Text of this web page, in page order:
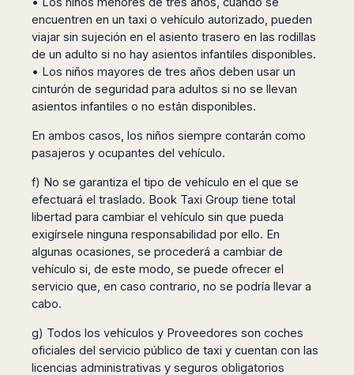
encuentren en un taxi o vehículo autorizado, pueden
viajar sin sujeción en el asiento trasero en las rodillas
de un adulto si no hay asientos infantiles disponibles.
• Los niños mayores de tres años deben usar un
cinturón de seguridad para adultos si no se llevan
asientos infantiles o no están disponibles.
En ambos casos, los niños siempre contarán como
pasajeros y ocupantes del vehículo.
f) No se garantiza el tipo de vehículo en el que se
efectuará el traslado. Book Taxi Group tiene total
libertad para cambiar el vehículo sin que pueda
exigírsele ninguna responsabilidad por ello. En
algunas ocasiones, se procederá a cambiar de
vehículo si, de este modo, se puede ofrecer el
servicio que, en caso contrario, no se podría llevar a
cabo.
g) Todos los vehículos y Proveedores son coches
oficiales del servicio público de taxi y cuentan con las
licencias administrativas y seguros obligatorios